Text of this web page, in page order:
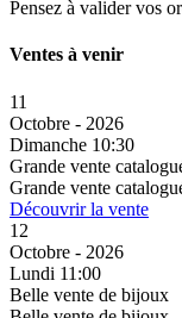
Pensez à valider vos
Ventes à venir
11
Octobre - 2026
Dimanche 10:30
Grande vente
Grande vente
Découvrir la vente
12
Octobre - 2026
Lundi 11:00
Belle vente de bijoux